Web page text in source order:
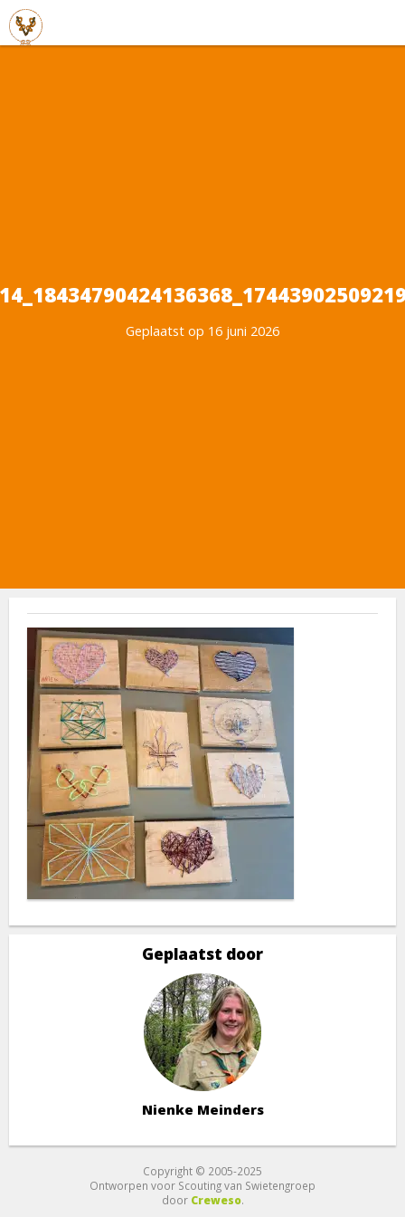
Geplaatst op 16 juni 2026
Geplaatst door
Nienke Meinders
Copyright © 2005-2025
Ontworpen voor Scouting van Swietengroep
door Creweso.